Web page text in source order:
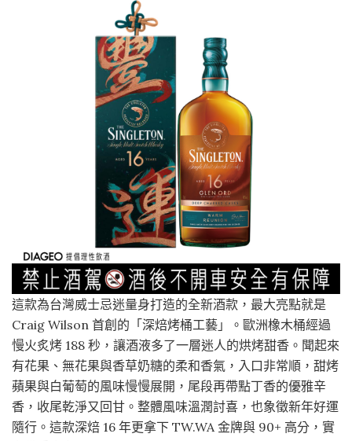
這款為台灣威士忌迷量身打造的全新酒款，最大亮點就是
Craig Wilson 首創的「深焙烤桶工藝」。歐洲橡木桶經過
慢火炙烤 188 秒，讓酒液多了一層迷人的烘烤甜香。聞起來
有花果、無花果與香草奶糖的柔和香氣，入口非常順，甜烤
蘋果與白葡萄的風味慢慢展開，尾段再帶點丁香的優雅辛
香，收尾乾淨又回甘。整體風味溫潤討喜，也象徵新年好運
隨行。這款深焙 16 年更拿下 TW.WA 金牌與 90+ 高分，實